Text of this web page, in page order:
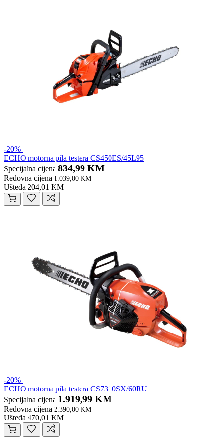
-20%
ECHO motorna pila testera CS450ES/45L95
Specijalna cijena 834,99 KM
Redovna cijena 1.039,00 KM
Ušteda 204,01 KM
-20%
ECHO motorna pila testera CS7310SX/60RU
Specijalna cijena 1.919,99 KM
Redovna cijena 2.390,00 KM
Ušteda 470,01 KM